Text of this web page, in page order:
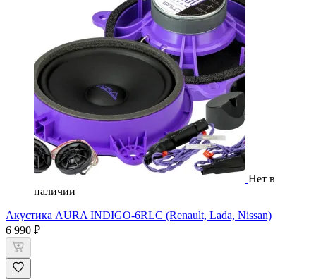
Нет в
наличии
Акустика AURA INDIGO-6RLC (Renault, Lada, Nissan)
6 990 ₽